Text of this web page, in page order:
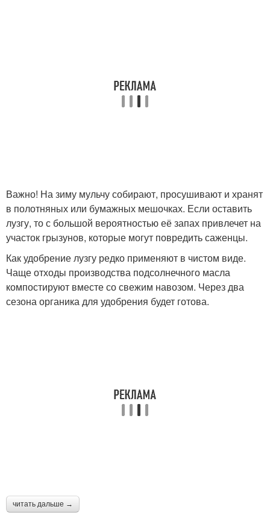
Важно! На зиму мульчу собирают, просушивают и хранят
в полотняных или бумажных мешочках. Если оставить
лузгу, то с большой вероятностью её запах привлечет на
участок грызунов, которые могут повредить саженцы.
Как удобрение лузгу редко применяют в чистом виде.
Чаще отходы производства подсолнечного масла
компостируют вместе со свежим навозом. Через два
сезона органика для удобрения будет готова.
читать дальше →